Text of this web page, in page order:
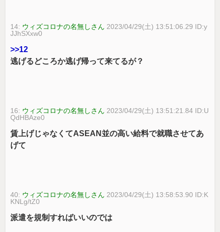
14: ウィズコロナの名無しさん 2023/04/29(土) 13:51:06.29 ID:y
JJhSXxw0
>>12
逃げるどころか逃げ帰って来てるが？
16: ウィズコロナの名無しさん 2023/04/29(土) 13:51:21.84 ID:U
QdHBAze0
賃上げじゃなくてASEAN並の高い給料で就職させてあ
げて
40: ウィズコロナの名無しさん 2023/04/29(土) 13:58:53.90 ID:K
KNLg/tZ0
派遣を規制すればいいのでは